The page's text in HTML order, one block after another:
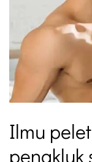
Ilmu
penakluk